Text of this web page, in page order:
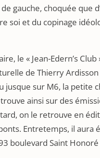
gauche, choquée que
soi et du copinage
le « Jean-Edern’s Club
de Thierry Ardisson
jusque sur M6, la petite
ainsi sur des
tard, on le retrouve en
Entretemps, il aura
boulevard Saint Honoré